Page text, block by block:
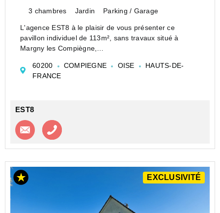
3 chambres Jardin Parking / Garage
L'agence EST8 à le plaisir de vous présenter ce
pavillon individuel de 113m², sans travaux situé à
Margny les Compiègne,
gare, niché en retrait d'une rue peu passante, il
bénéficie d'un envir...
60200 COMPIEGNE OISE
HAUTS-DE-
FRANCE
EST8
Contacter l'agence
EXCLUSIVITÉ